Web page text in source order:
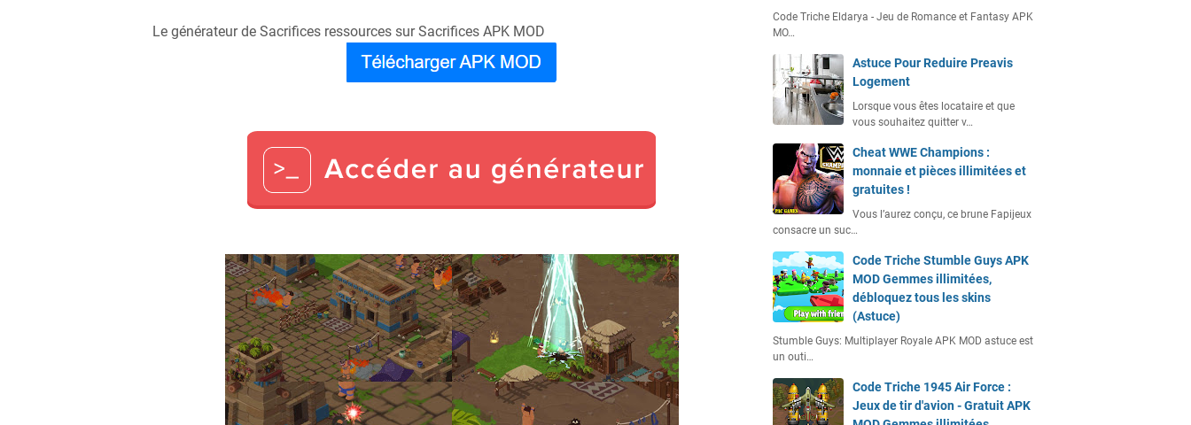
Le générateur de Sacrifices ressources sur Sacrifices APK MOD
Code Triche Eldarya - Jeu de Romance et Fantasy APK
MO…
Astuce Pour Reduire Preavis
Logement
Lorsque vous êtes locataire et que
vous souhaitez quitter v…
Cheat WWE Champions :
monnaie et pièces illimitées et
gratuites !
Vous l’aurez conçu, ce brune Fapijeux
consacre un suc…
Code Triche Stumble Guys APK
MOD Gemmes illimitées,
débloquez tous les skins
(Astuce)
Stumble Guys: Multiplayer Royale APK MOD astuce est
un outi…
Code Triche 1945 Air Force :
Jeux de tir d'avion - Gratuit APK